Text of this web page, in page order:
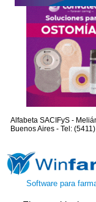
Alfabeta SACIFyS -
Buenos Aires - Tel:
Software para